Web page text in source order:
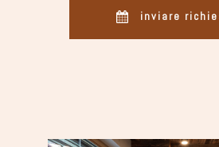
inviare